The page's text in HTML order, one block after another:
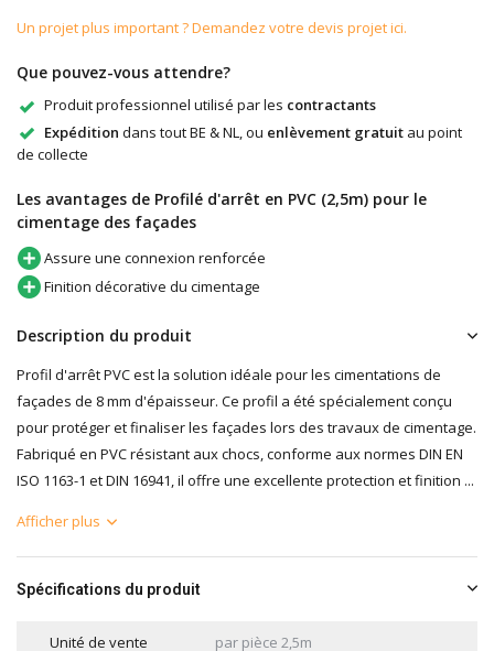
Un projet plus important ? Demandez votre devis projet ici.
Que pouvez-vous attendre?
Produit professionnel utilisé par les contractants
Expédition dans tout BE & NL, ou enlèvement gratuit au point
de collecte
Les avantages de Profilé d'arrêt en PVC (2,5m) pour le
cimentage des façades
Assure une connexion renforcée
Finition décorative du cimentage
Description du produit
Profil d'arrêt PVC est la solution idéale pour les cimentations de
façades de 8 mm d'épaisseur. Ce profil a été spécialement conçu
pour protéger et finaliser les façades lors des travaux de cimentage.
Fabriqué en PVC résistant aux chocs, conforme aux normes DIN EN
ISO 1163-1 et DIN 16941, il offre une excellente protection et finition ...
Afficher plus
Spécifications du produit
Unité de vente par pièce 2,5m